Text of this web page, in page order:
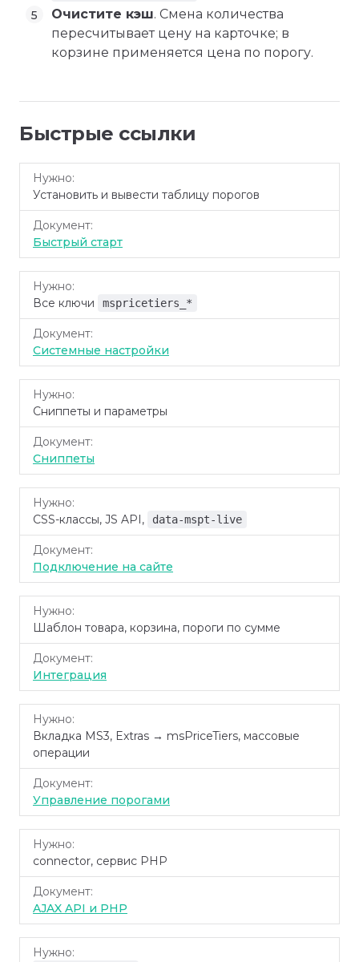
Очистите кэш. Смена количества
пересчитывает цену на карточке; в
корзине применяется цена по порогу.
Быстрые ссылки
Нужно
Установить и вывести таблицу порогов
Быстрый старт
Все ключи mspricetiers_*
Системные настройки
Сниппеты и параметры
Сниппеты
CSS-классы, JS API, data-mspt-live
Подключение на сайте
Шаблон товара, корзина, пороги по сумме
Интеграция
Вкладка MS3, Extras → msPriceTiers, массовые
операции
Управление порогами
connector, сервис PHP
AJAX API и PHP